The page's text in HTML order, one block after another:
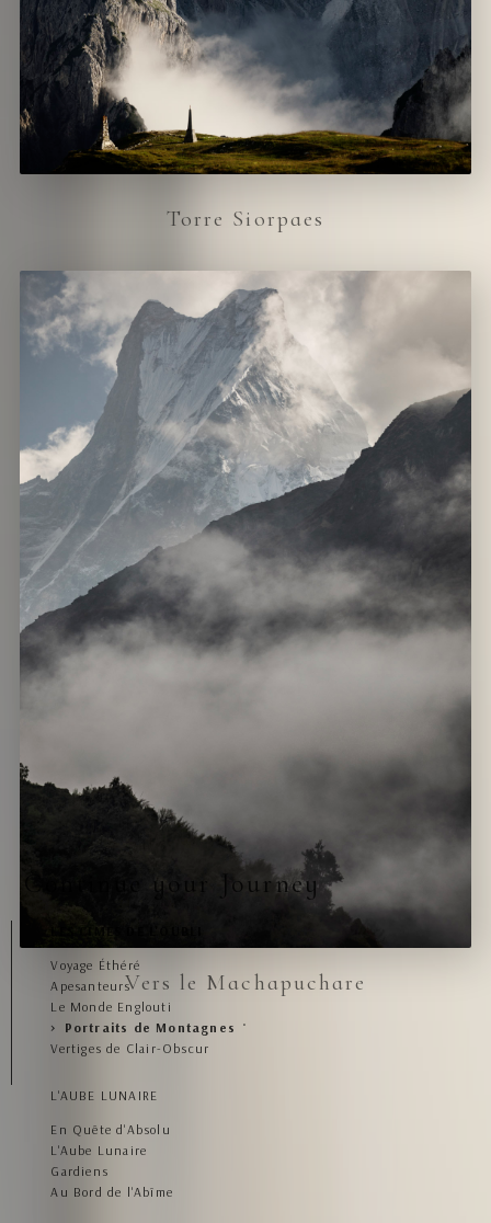
Torre Siorpaes
Vers le Machapuchare
Continue your Journey
LES CIMES DE L'OUBLI
Voyage Éthéré
Apesanteurs
Le Monde Englouti
Portraits de Montagnes
Vertiges de Clair-Obscur
L'AUBE LUNAIRE
En Quête d'Absolu
L'Aube Lunaire
Gardiens
Au Bord de l'Abîme